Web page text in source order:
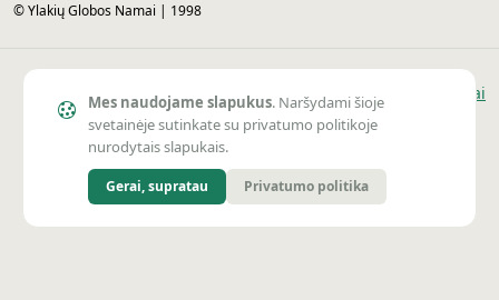
Mes naudojame slapukus. Naršydami šioje
svetainėje sutinkate su privatumo politikoje
nurodytais slapukais.
Gerai, supratau Privatumo politika
© Ylakių Globos Namai | 1998
Sprendimas Vai